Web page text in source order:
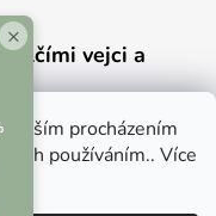
procházením
používáním.. Více
vejci a
formulář
×